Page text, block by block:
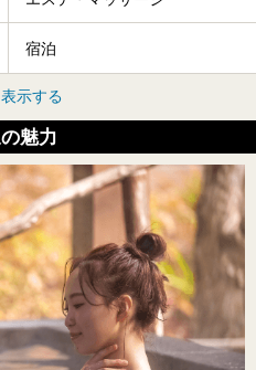
宿泊
示する
魅力